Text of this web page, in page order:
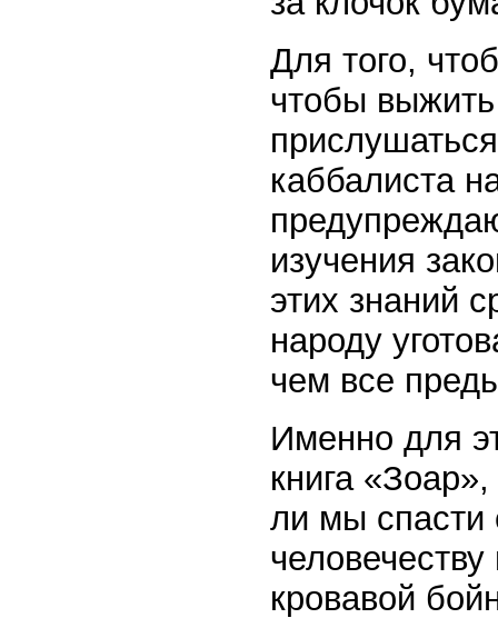
Для того,
чтобы
каббалиста
изучения
этих знаний
народу
чем все
Именно для
книга
ли мы спасти
кровавой